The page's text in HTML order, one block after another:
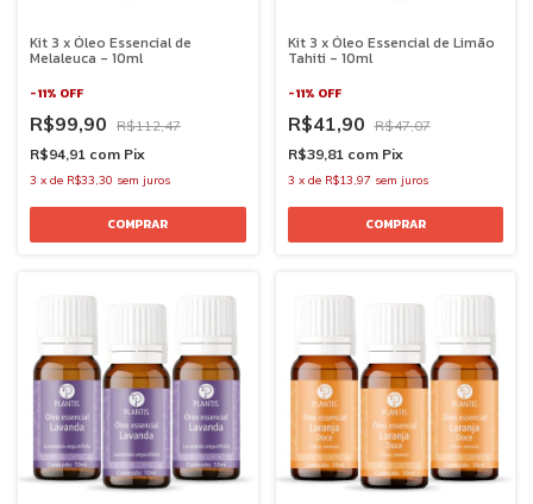
Kit 3 x Óleo Essencial de
Melaleuca - 10ml
-11% OFF
R$99,90 R$112,47
R$94,91 com Pix
3 x de R$33,30 sem juros
Kit 3 x Óleo Essencial de Limão
Tahiti - 10ml
-11% OFF
R$41,90 R$47,07
R$39,81 com Pix
3 x de R$13,97 sem juros